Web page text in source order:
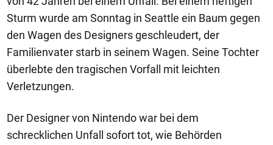
Sturm wurde am Sonntag in Seattle ein Baum gegen
den Wagen des Designers geschleudert, der
Familienvater starb in seinem Wagen. Seine Tochter
überlebte den tragischen Vorfall mit leichten
Verletzungen.
Der Designer von Nintendo war bei dem
schrecklichen Unfall sofort tot, wie Behörden